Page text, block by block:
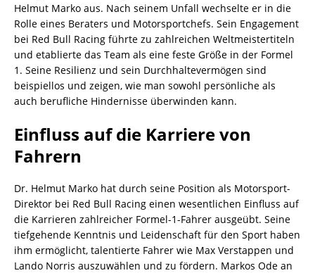
Helmut Marko aus. Nach seinem Unfall wechselte er in die
Rolle eines Beraters und Motorsportchefs. Sein Engagement
bei Red Bull Racing führte zu zahlreichen Weltmeistertiteln
und etablierte das Team als eine feste Größe in der Formel
1. Seine Resilienz und sein Durchhaltevermögen sind
beispiellos und zeigen, wie man sowohl persönliche als
auch berufliche Hindernisse überwinden kann.
Einfluss auf die Karriere von
Fahrern
Dr. Helmut Marko hat durch seine Position als Motorsport-
Direktor bei Red Bull Racing einen wesentlichen Einfluss auf
die Karrieren zahlreicher Formel-1-Fahrer ausgeübt. Seine
tiefgehende Kenntnis und Leidenschaft für den Sport haben
ihm ermöglicht, talentierte Fahrer wie Max Verstappen und
Lando Norris auszuwählen und zu fördern. Markos Ode an